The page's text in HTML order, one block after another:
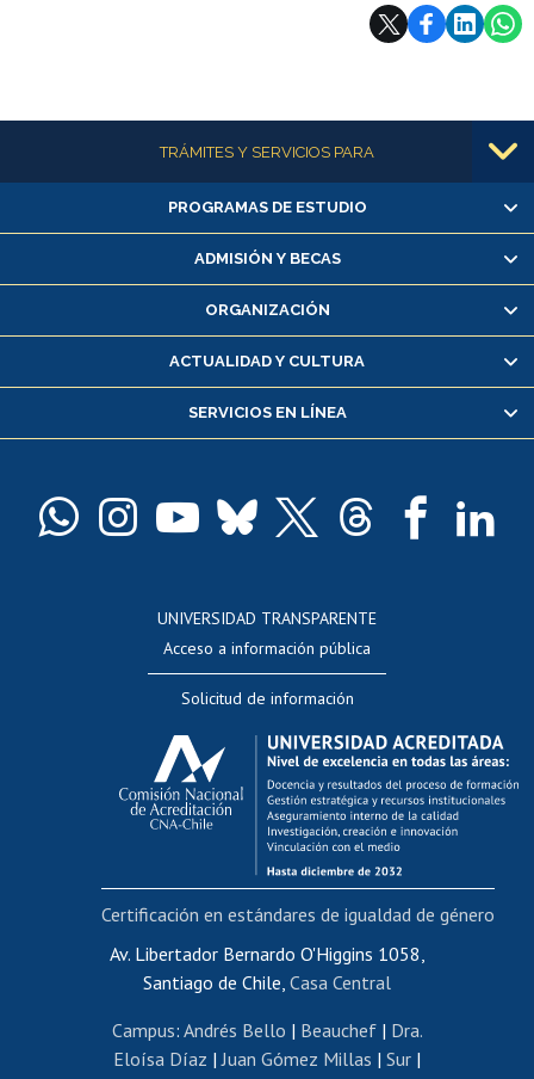
Más informaciónTRÁMITES Y SERVICIOS PARA
Alumnas/os y exalumnas/os
Matrícula en línea
Inscripción y cambio de asignaturas
Consulta y certificado de notas
Servicio médico y dental
Pago de arancel y crédito alumnos
Docentes
Evaluación docente
Calificación académica
Postulación al AUCAI
Funcionarias/os
Cursos internos de capacitación
Bienestar del personal
Portal de movilidad interna
Certificado de renta
Certificado de renta honorarios
Editar páginas blancas
PROGRAMAS DE ESTUDIO
ADMISIÓN Y BECAS
ORGANIZACIÓN
ACTUALIDAD Y CULTURA
SERVICIOS EN LÍNEA
UNIVERSIDAD TRANSPARENTE
Acceso a información pública
Solicitud de información
Av. Libertador Bernardo O'Higgins 1058,
Santiago de Chile, Casa Central
Campus: Andrés Bello | Beauchef| Dra.
Eloísa Díaz |Juan Gómez Millas | Sur |
Certificación en estándares de igualdad de género